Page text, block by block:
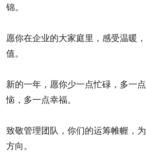
锦。
愿你在企业的大家庭里，感受温暖
值。
新的一年，愿你少一点忙碌，多一
恼，多一点幸福。
致敬管理团队，你们的运筹帷幄，
方向。